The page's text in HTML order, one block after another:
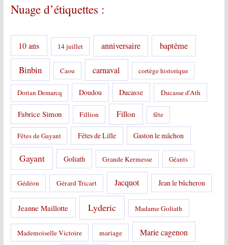
r
s
Nuage d’étiquettes :
10 ans 14 juillet anniversaire baptême
Binbin Caou carnaval cortège historique
Dorian Demarcq Doudou Ducasse Ducasse d'Ath
Fabrice Simon Fillion Fillon fête
Fêtes de Gayant Fêtes de Lille Gaston le mâchon
Gayant Goliath Grande Kermesse Géants
Gédéon Gérard Tricart Jacquot Jean le bûcheron
Jeanne Maillotte Lyderic Madame Goliath
Mademoiselle Victoire mariage Marie cagenon